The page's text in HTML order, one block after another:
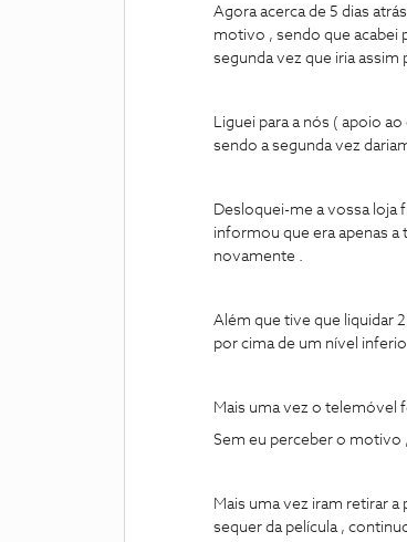
Agora acerca de 5 dias
motivo , sendo que acabei
segunda vez que iria assim
Liguei para a nós ( apoio
sendo a segunda vez
Desloquei-me a vossa loja
informou que era apenas a
novamente .
Além que tive que liquidar
por cima de um nível
Mais uma vez o telemóvel
Sem eu perceber o motivo
Mais uma vez iram retirar
sequer da película ,